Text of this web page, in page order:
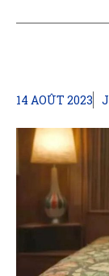
14 AOÛT 2023